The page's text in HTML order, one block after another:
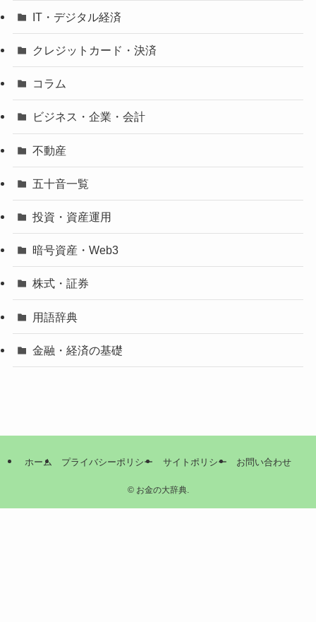
IT・デジタル経済
クレジットカード・決済
コラム
ビジネス・企業・会計
不動産
五十音一覧
投資・資産運用
暗号資産・Web3
株式・証券
用語辞典
金融・経済の基礎
ホーム プライバシーポリシー サイトポリシー お問い合わせ
©お金の大辞典.